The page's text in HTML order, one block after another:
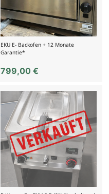
EKU E- Backofen + 12 Monate
Garantie*
799,00€